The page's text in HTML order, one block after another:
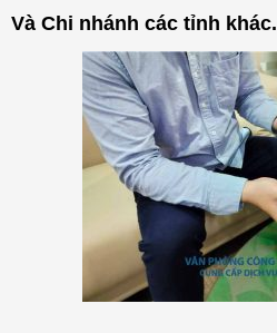
Và Chi nhánh các tỉnh khác.